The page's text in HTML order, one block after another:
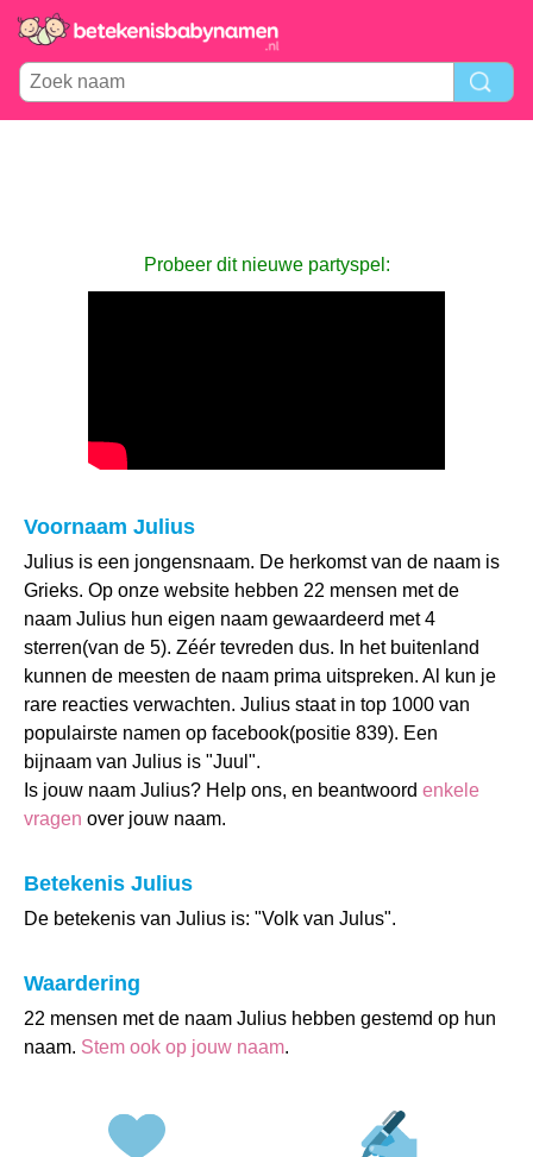
Probeer dit nieuwe partyspel:
Voornaam Julius
Julius is een jongensnaam. De herkomst van de naam is
Grieks. Op onze website hebben 22 mensen met de
naam Julius hun eigen naam gewaardeerd met 4
sterren(van de 5). Zéér tevreden dus. In het buitenland
kunnen de meesten de naam prima uitspreken. Al kun je
rare reacties verwachten. Julius staat in top 1000 van
populairste namen op facebook(positie 839). Een
bijnaam van Julius is "Juul".
Is jouw naam Julius? Help ons, en beantwoord enkele
vragen over jouw naam.
Betekenis Julius
De betekenis van Julius is: "Volk van Julus".
Waardering
22 mensen met de naam Julius hebben gestemd op hun
naam. Stem ook op jouw naam.